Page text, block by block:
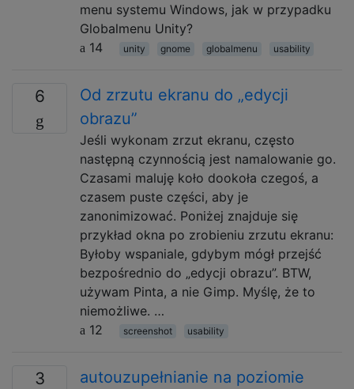
menu systemu Windows, jak w przypadku
Globalmenu Unity?
14
unity gnome globalmenu usability
6
Od zrzutu ekranu do „edycji
obrazu”
Jeśli wykonam zrzut ekranu, często
następną czynnością jest namalowanie go.
Czasami maluję koło dookoła czegoś, a
czasem puste części, aby je
zanonimizować. Poniżej znajduje się
przykład okna po zrobieniu zrzutu ekranu:
Byłoby wspaniale, gdybym mógł przejść
bezpośrednio do „edycji obrazu”. BTW,
używam Pinta, a nie Gimp. Myślę, że to
niemożliwe. …
12
screenshot usability
3
autouzupełnianie na poziomie